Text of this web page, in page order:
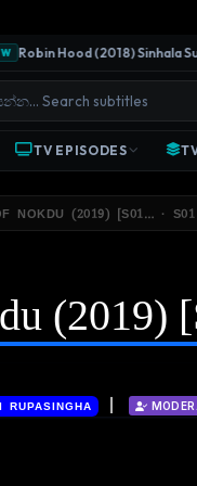
Hood (2018) Sinhala
TV EPISODES
NOKDU (2019) [S01… · S01
(2019)
RUPASINGHA